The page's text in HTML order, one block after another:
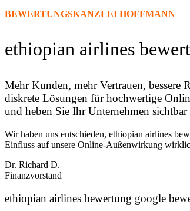
BEWERTUNGSKANZLEI HOFFMANN
ethiopian airlines
Mehr Kunden, mehr Vertrauen,
diskrete Lösungen für hochwertige
und heben Sie Ihr Unternehmen
Wir haben uns entschieden, ethiopian airlines
Einfluss auf unsere Online‑Außenwirkung
Dr. Richard D.
Finanzvorstand
ethiopian airlines bewertung google